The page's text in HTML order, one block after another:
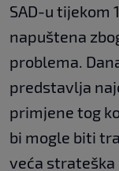
SAD-u tijekom
napuštena
problema.
predstavlja
primjene tog
bi mogle biti
veća strateška